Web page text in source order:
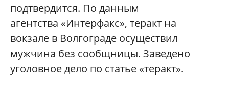
подтвердится. По данным
агентства «Интерфакс», теракт на
вокзале в Волгограде осуществил
мужчина без сообщницы. Заведено
уголовное дело по статье «теракт».